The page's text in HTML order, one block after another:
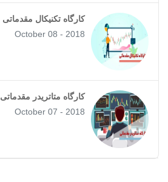
کارگاه تکنیکال مقدماتی
October 08 - 2018
کارگاه متاتریدر مقدماتی
October 07 - 2018